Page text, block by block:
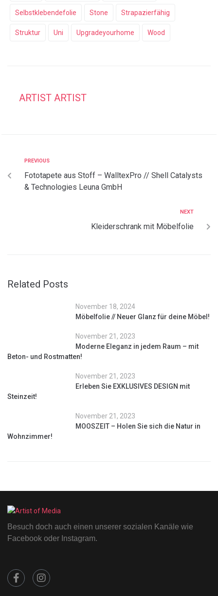
Selbstklebendefolie Stone Strapazierfähig
Struktur Uni Upgradeyourhome Wood
ARTIST ARTIST
PREVIOUS
Fototapete aus Stoff – WalltexPro // Shell Catalysts
& Technologies Leuna GmbH
NEXT
Kleiderschrank mit Möbelfolie
Related Posts
November 18, 2024
Möbelfolie // Neuer Glanz für deine Möbel!
November 21, 2023
Moderne Eleganz in jedem Raum – mit
Beton- und Rostmatten!
November 21, 2023
Erleben Sie EXKLUSIVES DESIGN mit
Steinzeit!
November 21, 2023
MOOSZEIT – Holen Sie sich die Natur in
Wohnzimmer!
Besuch doch auch einen unserer sozialen Kanäle wie
Facebook oder Instagram.